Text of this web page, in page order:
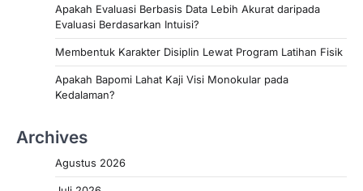
Apakah Evaluasi Berbasis Data Lebih Akurat daripada
Evaluasi Berdasarkan Intuisi?
Membentuk Karakter Disiplin Lewat Program Latihan Fisik
Apakah Bapomi Lahat Kaji Visi Monokular pada
Kedalaman?
Archives
Agustus 2026